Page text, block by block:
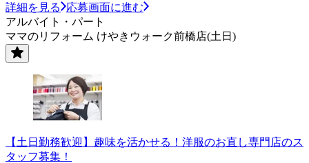
詳細を見る
応募画面に進む
アルバイト・パート
ママのリフォーム けやきウォーク前橋店(土日)
【土日勤務歓迎】趣味を活かせる！洋服のお直し専門店のス
タッフ募集！